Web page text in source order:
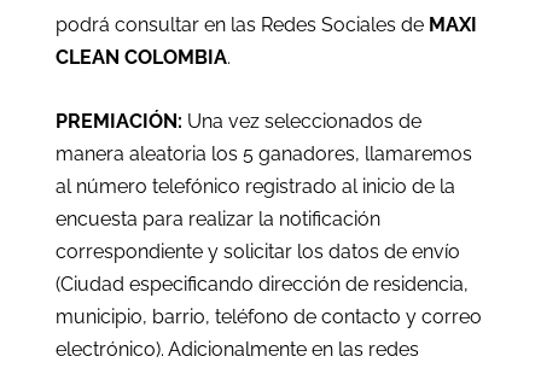
podrá consultar en las Redes Sociales de MAXI
CLEAN COLOMBIA.
PREMIACIÓN: Una vez seleccionados de
manera aleatoria los 5 ganadores, llamaremos
al número telefónico registrado al inicio de la
encuesta para realizar la notificación
correspondiente y solicitar los datos de envío
(Ciudad especificando dirección de residencia,
municipio, barrio, teléfono de contacto y correo
electrónico). Adicionalmente en las redes